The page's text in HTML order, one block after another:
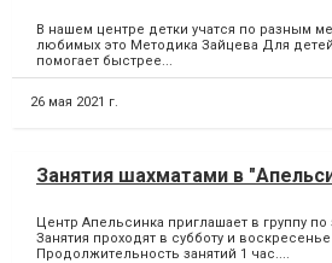
В нашем центре детки учатся по разным
любимых это Методика Зайцева Для детей
помогает быстрее...
26 мая 2021 г.
Занятия шахматами в
Центр Апельсинка приглашает в группу по
Занятия проходят в субботу и воскресенье
Продолжительность занятий 1 час....